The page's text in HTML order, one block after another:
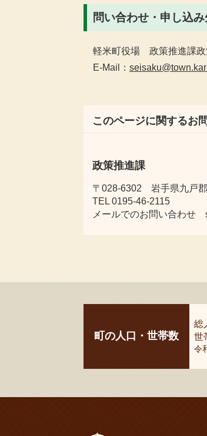
問い合わせ・申し込み
軽米町役場 政策推進課政
E-Mail：
このページに関するお
政策推進課
〒028-6302 岩手県九戸
TEL 0195-46-2115
メールでのお問い合わせ
町の人口・世帯数
総
世
令